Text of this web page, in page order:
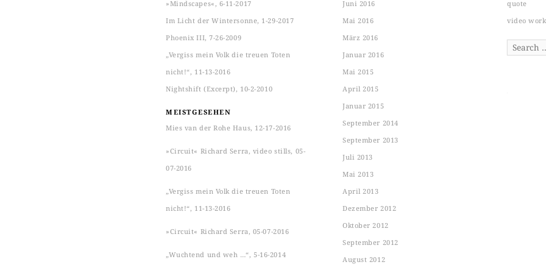
»Mindscapes«, 6-11-2017
Im Licht der Wintersonne, 1-29-2017
Phoenix III, 7-26-2009
„Vergiss mein Volk die treuen Toten
nicht!“, 11-13-2016
Nightshift (Excerpt), 10-2-2010
MEISTGESEHEN
Mies van der Rohe Haus, 12-17-2016
»Circuit« Richard Serra, video stills, 05-
07-2016
„Vergiss mein Volk die treuen Toten
nicht!“, 11-13-2016
»Circuit« Richard Serra, 05-07-2016
„Wuchtend und weh …“, 5-16-2014
Juni 2016
Mai 2016
März 2016
Januar 2016
Mai 2015
April 2015
Januar 2015
September 2014
September 2013
Juli 2013
Mai 2013
April 2013
Dezember 2012
Oktober 2012
September 2012
August 2012
quote
video work
Search